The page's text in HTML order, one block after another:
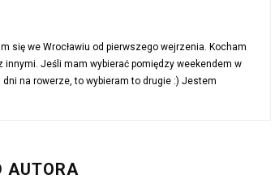
się we Wrocławiu od pierwszego wejrzenia. Kocham
Jeśli mam wybierać pomiędzy weekendem w
dni na rowerze, to wybieram to drugie :) Jestem
AUTORA